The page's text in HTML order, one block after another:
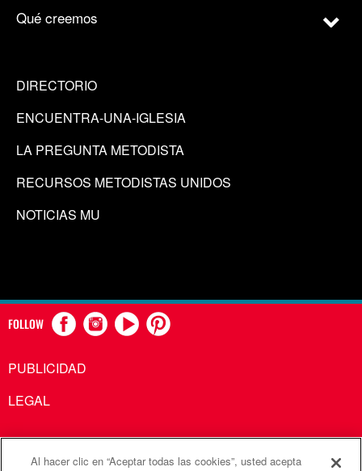
Qué creemos
DIRECTORIO
ENCUENTRA-UNA-IGLESIA
LA PREGUNTA METODISTA
RECURSOS METODISTAS UNIDOS
NOTICIAS MU
FOLLOW
PUBLICIDAD
LEGAL
Al hacer clic en “Aceptar todas las cookies”, usted acepta